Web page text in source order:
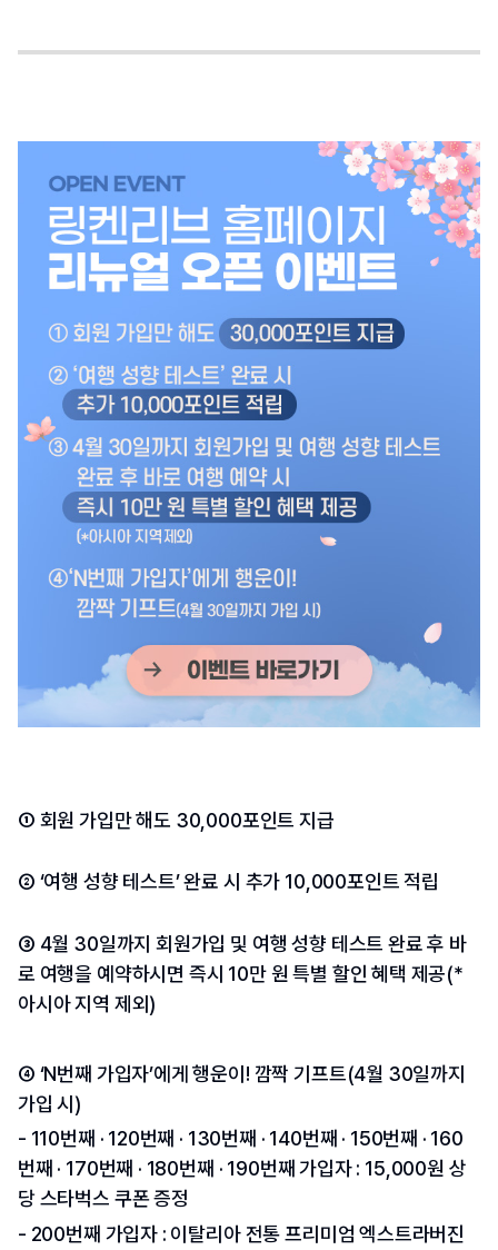
① 회원 가입만 해도 30,000포인트 지급
② ‘여행 성향 테스트’ 완료 시 추가 10,000포인트 적립
③ 4월 30일까지 회원가입 및 여행 성향 테스트 완료 후 바
로 여행을 예약하시면 즉시 10만 원 특별 할인 혜택 제공(*
아시아 지역 제외)
④ ‘N번째 가입자’에게 행운이! 깜짝 기프트(4월 30일까지
가입 시)
- 110번째 · 120번째 · 130번째 · 140번째 · 150번째 · 160
번째 · 170번째 · 180번째 · 190번째 가입자 : 15,000원 상
당 스타벅스 쿠폰 증정
- 200번째 가입자 : 이탈리아 전통 프리미엄 엑스트라버진